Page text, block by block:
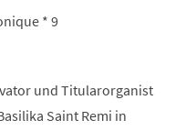
* 9
und Titularorganist
Saint Remi in